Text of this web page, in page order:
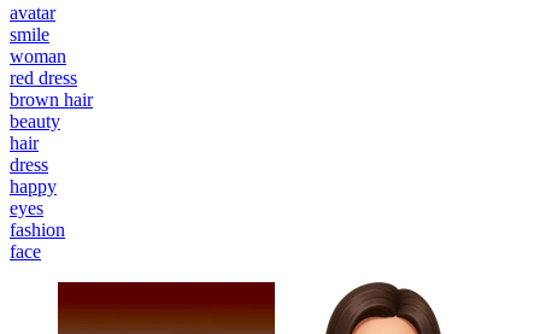
avatar
smile
woman
red dress
brown hair
beauty
hair
dress
happy
eyes
fashion
face